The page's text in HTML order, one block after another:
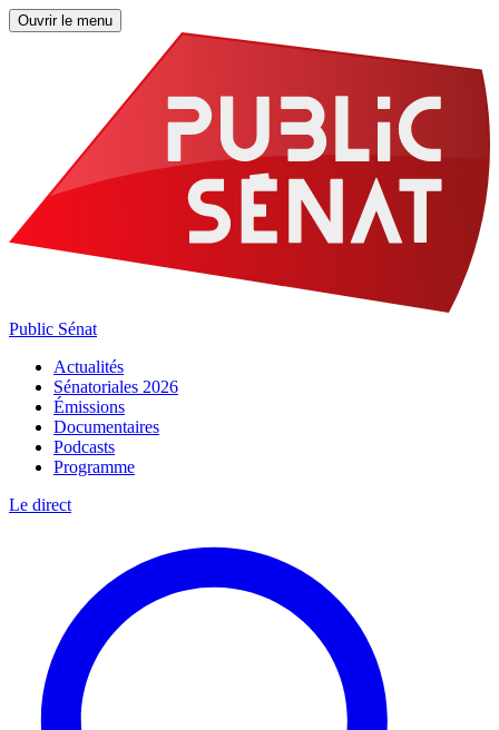
Ouvrir le menu
Public Sénat
Actualités
Sénatoriales 2026
Émissions
Documentaires
Podcasts
Programme
Le direct